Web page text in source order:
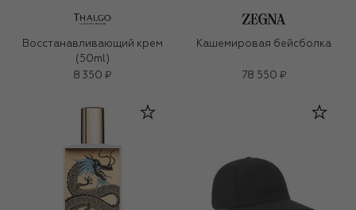
Восстанавливающий крем
(50ml)
8 350 ₽
Кашемировая бейсболка
78 550 ₽